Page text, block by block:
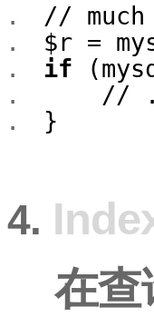
//
$r =
if
//
}
4.
在查